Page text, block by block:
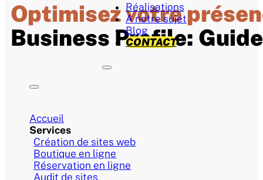
Réalisations
A notre sujet
Blog
CONTACT
Accueil
Services
Création de sites web
Boutique en ligne
Réservation en ligne
Audit de sites
Optimisez votre
Business Profile: